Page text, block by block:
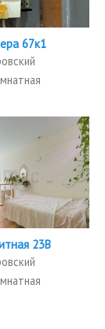
67к1
23В